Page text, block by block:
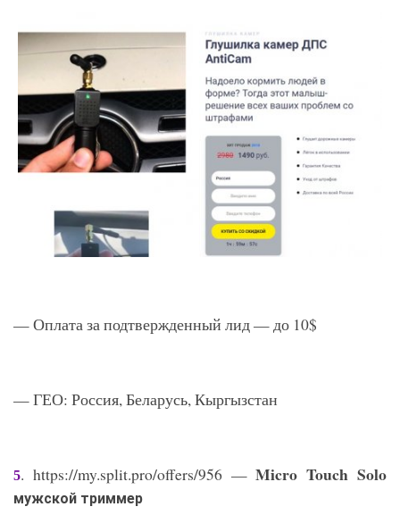
— Оплата за подтвержденный лид — до 10$
— ГЕО: Россия, Беларусь, Кыргызстан
5. https://my.split.pro/offers/956 —Micro Touch Solo
мужской триммер